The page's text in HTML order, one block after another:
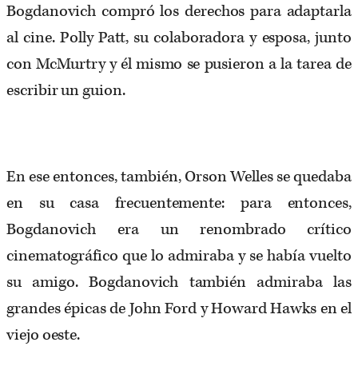
Bogdanovich compró los derechos para adaptarla
al cine. Polly Patt, su colaboradora y esposa, junto
con McMurtry y él mismo se pusieron a la tarea de
escribir un guion.
En ese entonces, también, Orson Welles se quedaba
en su casa frecuentemente: para entonces,
Bogdanovich era un renombrado crítico
cinematográfico que lo admiraba y se había vuelto
su amigo. Bogdanovich también admiraba las
grandes épicas de John Ford y Howard Hawks en el
viejo oeste.